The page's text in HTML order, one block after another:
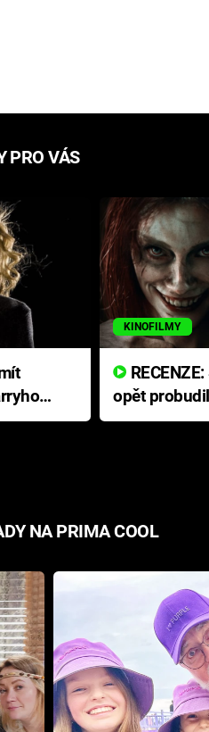
PRO VÁS
KINOFILMY
opět
přichází s
NA PRIMA COOL